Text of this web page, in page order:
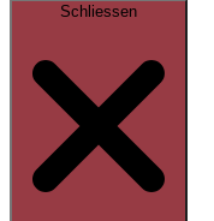
Schliessen